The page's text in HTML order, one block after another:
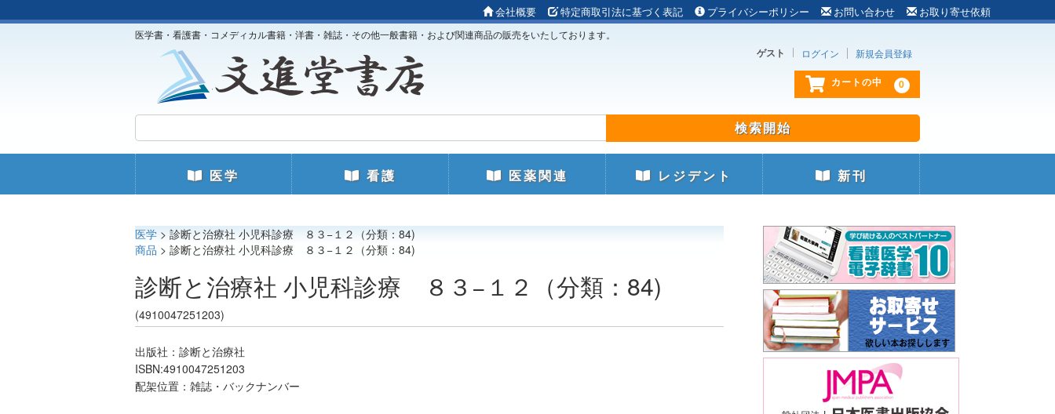
会社概要 特定商取引法に基づく表記 プライバシーポリシー お問い合わせ お取り寄せ依頼
医学書・看護書・コメディカル書籍・洋書・雑誌・その他一般書籍・および関連商品の販売をいたしております。
ゲスト ログイン 新規会員登録
カートの中 0
医学 看護 医薬関連 レジデント 新刊
医学 > 診断と治療社 小児科診療 ８３−１２（分類：84)
商品 > 診断と治療社 小児科診療 ８３−１２（分類：84)
診断と治療社 小児科診療 ８３−１２（分類：84)
(4910047251203)
出版社：診断と治療社
ISBN:4910047251203
配架位置：雑誌・バックナンバー